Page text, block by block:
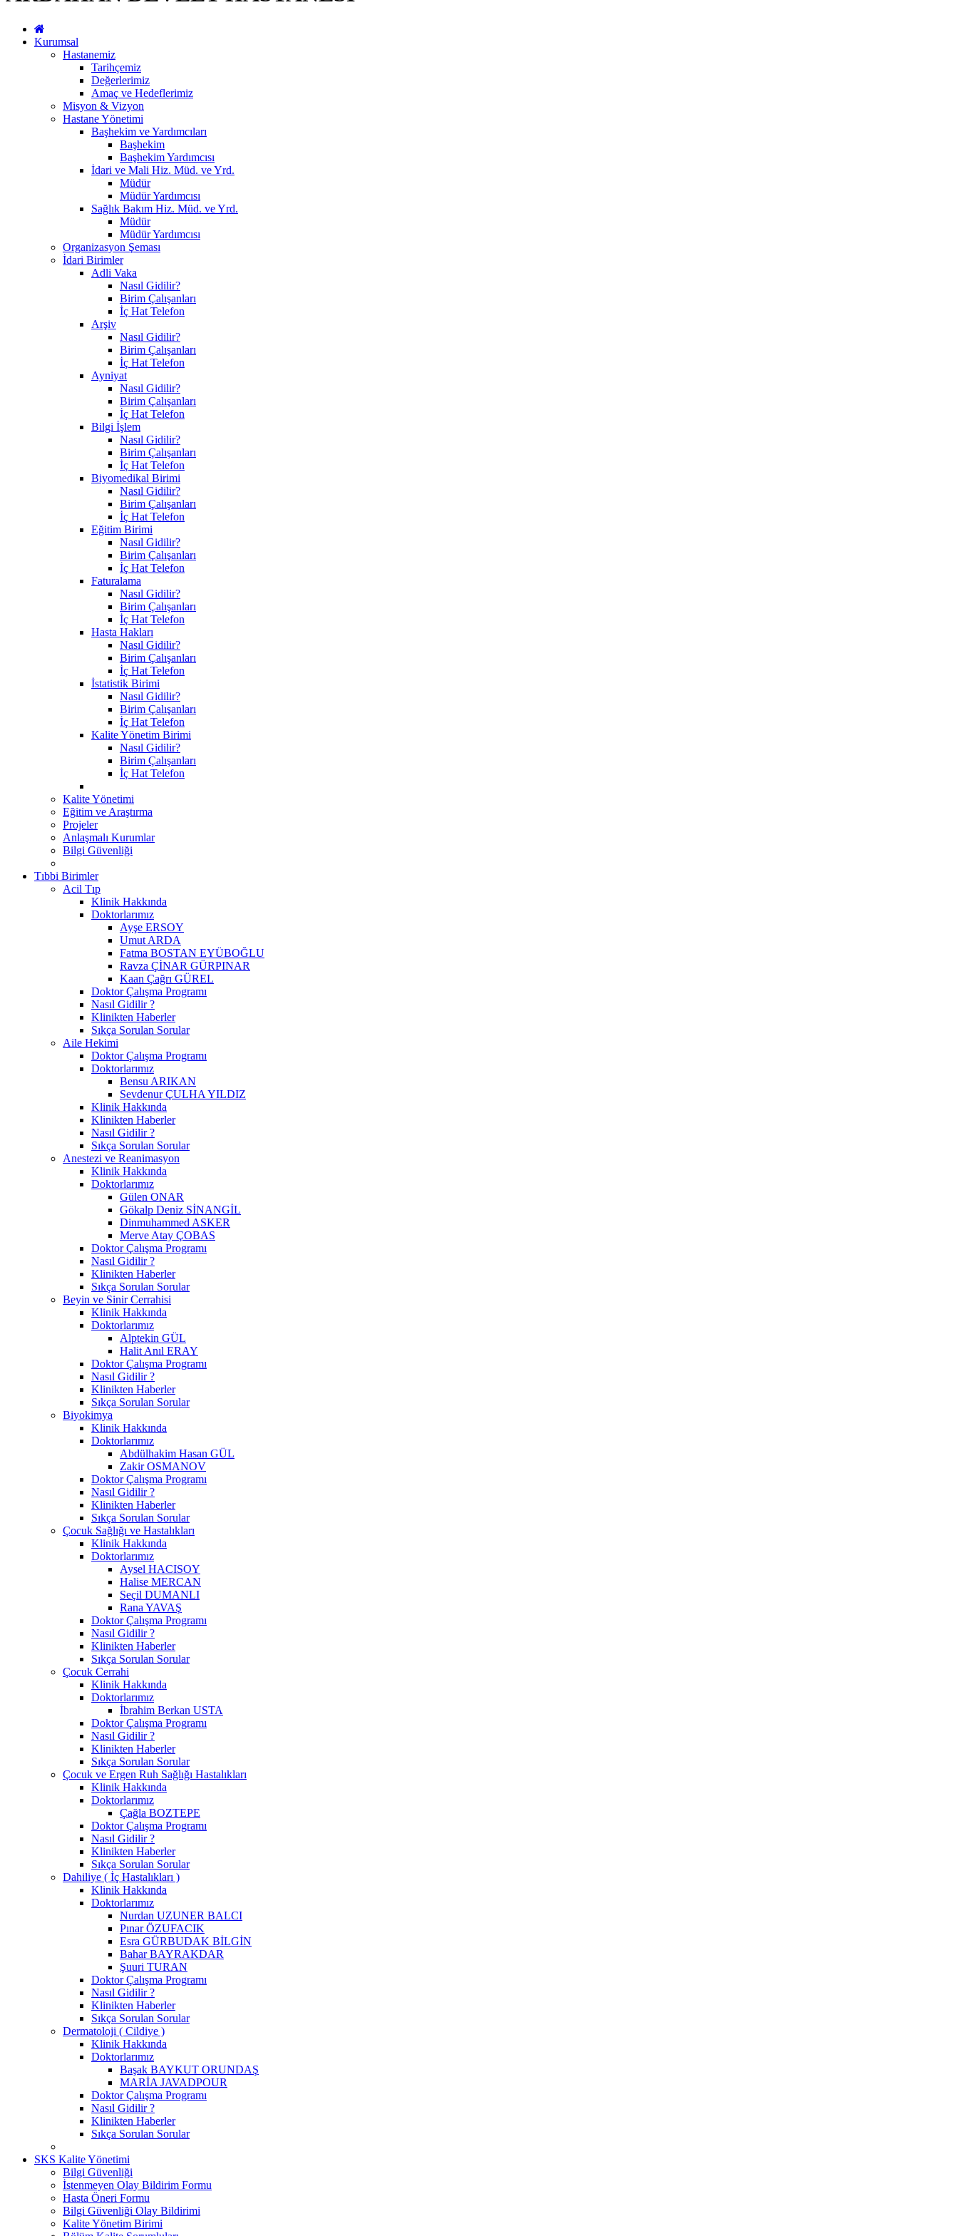
Kurumsal
Hastanemiz
Tarihçemiz
Değerlerimiz
Amaç ve Hedeflerimiz
Misyon & Vizyon
Hastane Yönetimi
Başhekim ve Yardımcıları
Başhekim
Başhekim Yardımcısı
İdari ve Mali Hiz. Müd. ve Yrd.
Müdür
Müdür Yardımcısı
Sağlık Bakım Hiz. Müd. ve Yrd.
Müdür
Müdür Yardımcısı
Organizasyon Şeması
İdari Birimler
Adli Vaka
Nasıl Gidilir?
Birim Çalışanları
İç Hat Telefon
Arşiv
Nasıl Gidilir?
Birim Çalışanları
İç Hat Telefon
Ayniyat
Nasıl Gidilir?
Birim Çalışanları
İç Hat Telefon
Bilgi İşlem
Nasıl Gidilir?
Birim Çalışanları
İç Hat Telefon
Biyomedikal Birimi
Nasıl Gidilir?
Birim Çalışanları
İç Hat Telefon
Eğitim Birimi
Nasıl Gidilir?
Birim Çalışanları
İç Hat Telefon
Faturalama
Nasıl Gidilir?
Birim Çalışanları
İç Hat Telefon
Hasta Hakları
Nasıl Gidilir?
Birim Çalışanları
İç Hat Telefon
İstatistik Birimi
Nasıl Gidilir?
Birim Çalışanları
İç Hat Telefon
Kalite Yönetim Birimi
Nasıl Gidilir?
Birim Çalışanları
İç Hat Telefon
Kalite Yönetimi
Eğitim ve Araştırma
Projeler
Anlaşmalı Kurumlar
Bilgi Güvenliği
Tıbbi Birimler
Acil Tıp
Klinik Hakkında
Doktorlarımız
Ayşe ERSOY
Umut ARDA
Fatma BOSTAN EYÜBOĞLU
Ravza ÇİNAR GÜRPINAR
Kaan Çağrı GÜREL
Doktor Çalışma Programı
Nasıl Gidilir ?
Klinikten Haberler
Sıkça Sorulan Sorular
Aile Hekimi
Doktor Çalışma Programı
Doktorlarımız
Bensu ARIKAN
Sevdenur ÇULHA YILDIZ
Klinik Hakkında
Klinikten Haberler
Nasıl Gidilir ?
Sıkça Sorulan Sorular
Anestezi ve Reanimasyon
Klinik Hakkında
Doktorlarımız
Gülen ONAR
Gökalp Deniz SİNANGİL
Dinmuhammed ASKER
Merve Atay ÇOBAS
Doktor Çalışma Programı
Nasıl Gidilir ?
Klinikten Haberler
Sıkça Sorulan Sorular
Beyin ve Sinir Cerrahisi
Klinik Hakkında
Doktorlarımız
Alptekin GÜL
Halit Anıl ERAY
Doktor Çalışma Programı
Nasıl Gidilir ?
Klinikten Haberler
Sıkça Sorulan Sorular
Biyokimya
Klinik Hakkında
Doktorlarımız
Abdülhakim Hasan GÜL
Zakir OSMANOV
Doktor Çalışma Programı
Nasıl Gidilir ?
Klinikten Haberler
Sıkça Sorulan Sorular
Çocuk Sağlığı ve Hastalıkları
Klinik Hakkında
Doktorlarımız
Aysel HACISOY
Halise MERCAN
Seçil DUMANLI
Rana YAVAŞ
Doktor Çalışma Programı
Nasıl Gidilir ?
Klinikten Haberler
Sıkça Sorulan Sorular
Çocuk Cerrahi
Klinik Hakkında
Doktorlarımız
İbrahim Berkan USTA
Doktor Çalışma Programı
Nasıl Gidilir ?
Klinikten Haberler
Sıkça Sorulan Sorular
Çocuk ve Ergen Ruh Sağlığı Hastalıkları
Klinik Hakkında
Doktorlarımız
Çağla BOZTEPE
Doktor Çalışma Programı
Nasıl Gidilir ?
Klinikten Haberler
Sıkça Sorulan Sorular
Dahiliye ( İç Hastalıkları )
Klinik Hakkında
Doktorlarımız
Nurdan UZUNER BALCI
Pınar ÖZUFACIK
Esra GÜRBUDAK BİLGİN
Bahar BAYRAKDAR
Şuuri TURAN
Doktor Çalışma Programı
Nasıl Gidilir ?
Klinikten Haberler
Sıkça Sorulan Sorular
Dermatoloji ( Cildiye )
Klinik Hakkında
Doktorlarımız
Başak BAYKUT ORUNDAŞ
MARİA JAVADPOUR
Doktor Çalışma Programı
Nasıl Gidilir ?
Klinikten Haberler
Sıkça Sorulan Sorular
SKS Kalite Yönetimi
Bilgi Güvenliği
İstenmeyen Olay Bildirim Formu
Hasta Öneri Formu
Bilgi Güvenliği Olay Bildirimi
Kalite Yönetim Birimi